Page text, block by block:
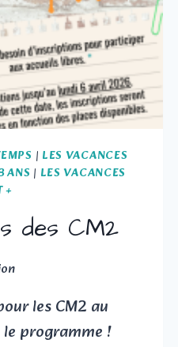
| LES VACANCES
ANS | LES VACANCES
+
des CM2
les CM2 au
le programme !